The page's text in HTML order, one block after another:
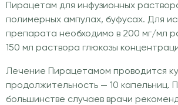
Пирацетам для инфузионных
полимерных ампулах, буфусах. Для
препарата необходимо в 200 мг/мл
150 мл раствора глюкозы
Лечение Пирацетамом проводится
продолжительность — 10 капельниц.
большинстве случаев врачи